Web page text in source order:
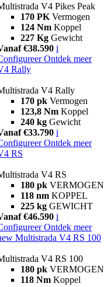
V4 Pikes Peak
170 PK Vermogen
124 Nm Koppel
227 Kg Gewicht
€38.590 i
Ontdek meer
Rally
V4 Rally
170 pk Vermogen
123,8 Nm Koppel
240 kg Gewicht
€33.790 i
Ontdek meer
RS
V4 RS
180 pk VERMOGEN
118 nm KOPPEL
225 kg GEWICHT
€46.590 i
Ontdek meer
Multistrada V4 RS 100
V4 RS 100
180 pk VERMOGEN
118 Nm Koppel